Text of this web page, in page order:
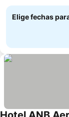
Elige fechas